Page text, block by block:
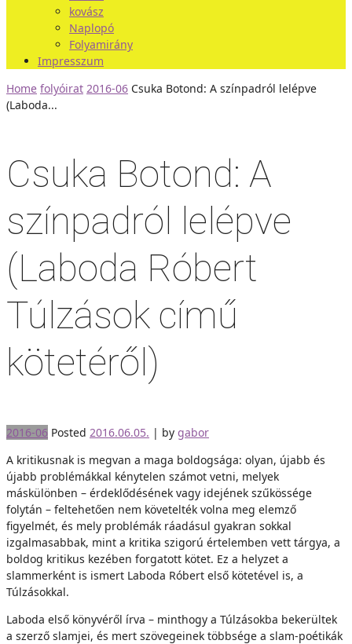
kovász
Naplopó
Folyamirány
Impresszum
Home folyóirat 2016-06 Csuka Botond: A színpadról lelépve
(Laboda...
Csuka Botond: A
színpadról lelépve
(Laboda Róbert
Túlzások című
kötetéről)
2016-06 Posted 2016.06.05. | by gabor
A kritikusnak is megvan a maga boldogsága: olyan, újabb és
újabb problémákkal kénytelen számot vetni, melyek
máskülönben – érdeklődésének vagy idejének szűkössége
folytán – feltehetően nem követelték volna meg elemző
figyelmét, és mely problémák ráadásul gyakran sokkal
izgalmasabbak, mint a kritika szigorú értelemben vett tárgya, a
boldog kritikus kezében forgatott kötet. Ez a helyzet a
slammerként is ismert Laboda Róbert első kötetével is, a
Túlzásokkal.
Laboda első könyvéről írva – minthogy a Túlzásokba bekerültek
a szerző slamjei, és mert szövegeinek többsége a slam-poétikák